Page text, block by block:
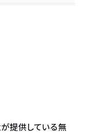
供している無